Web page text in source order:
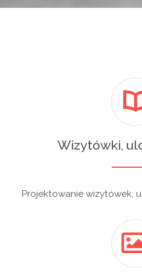
Wizytówki,
Projektowanie wizytówek,